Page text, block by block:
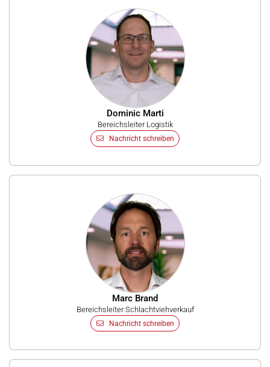
Dominic Marti
Bereichsleiter Logistik
Nachricht schreiben
Marc Brand
Bereichsleiter Schlachtviehverkauf
Nachricht schreiben